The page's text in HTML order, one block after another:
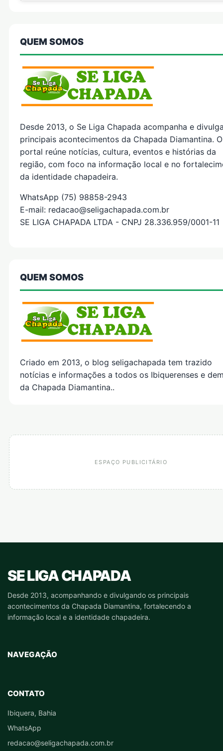
QUEM SOMOS
Desde 2013, o Se Liga Chapada acompanha e
principais acontecimentos da Chapada Diamantina. O
portal reúne notícias, cultura, eventos e histórias da
região, com foco na informação local e no
da identidade chapadeira.
WhatsApp (75) 98858-2943
E-mail: redacao@seligachapada.com.br
SE LIGA CHAPADA LTDA - CNPJ 28.336.959/0001-11
QUEM SOMOS
Criado em 2013, o blog seligachapada tem trazido
notícias e informações a todos os Ibiquerenses e
da Chapada Diamantina..
ESPAÇO PUBLICITÁRIO
SE LIGA CHAPADA
Desde 2013, acompanhando e divulgando os principais
acontecimentos da Chapada Diamantina, fortalecendo a
informação local e a identidade chapadeira.
NAVEGAÇÃO
CONTATO
Ibiquera, Bahia
WhatsApp
redacao@seligachapada.com.br